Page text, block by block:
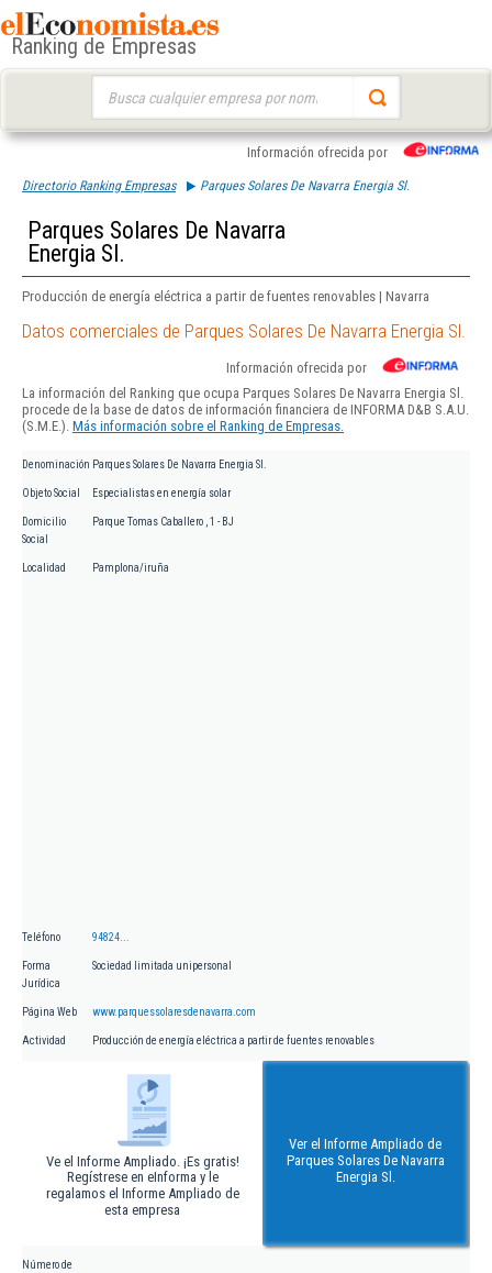
Ranking de Empresas
Información ofrecida por
Directorio Ranking Empresas Parques Solares De Navarra Energia Sl.
Parques Solares De Navarra
Energia Sl.
Producción de energía eléctrica a partir de fuentes renovables | Navarra
Datos comerciales de Parques Solares De Navarra Energia Sl.
Información ofrecida por
La información del Ranking que ocupa Parques Solares De Navarra Energia Sl.
procede de la base de datos de información financiera de INFORMA D&B S.A.U.
(S.M.E.). Más información sobre el Ranking de Empresas.
Denominación Parques Solares De Navarra Energia Sl.
Objeto Social Especialistas en energía solar
Domicilio
Social
Parque Tomas Caballero , 1 - BJ
Localidad Pamplona/iruña
Teléfono 94824...
Forma
Jurídica
Sociedad limitada unipersonal
Página Web www.parquessolaresdenavarra.com
Actividad Producción de energía eléctrica a partir de fuentes renovables
Ve el Informe Ampliado. ¡Es gratis!
Regístrese en eInforma y le
regalamos el Informe Ampliado de
esta empresa
Ver el Informe Ampliado de
Parques Solares De Navarra
Energia Sl.
Número de